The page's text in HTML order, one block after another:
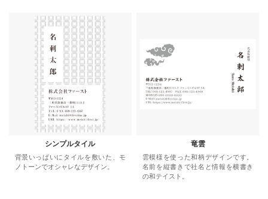
シンプルタイル
背景いっぱいにタイルを敷いた、モ
ノトーンでオシャレなデザイン。
竜雲
雲模様を使った和柄デザインです。
名前を縦書きで社名と情報を横書き
の和テイスト。